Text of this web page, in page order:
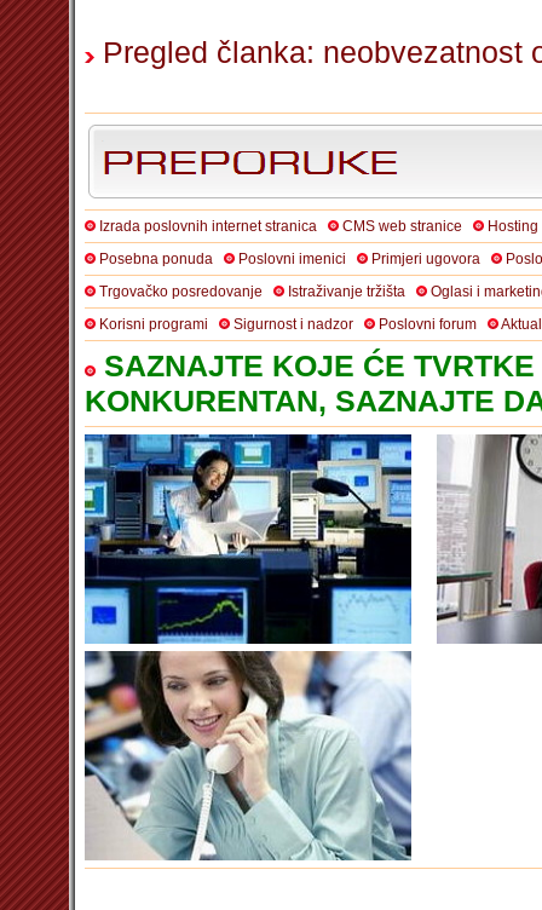
Pregled članka: neobvezatnost
Izrada poslovnih internet stranica CMS web stranice
Posebna ponuda
Poslovni imenici Primjeri ugovora
Trgovačko posredovanje
Istraživanje tržišta
Oglasi i
Korisni programi
Sigurnost i nadzor Poslovni forum
SAZNAJTE KOJE ĆE
KONKURENTAN, SAZNAJTE